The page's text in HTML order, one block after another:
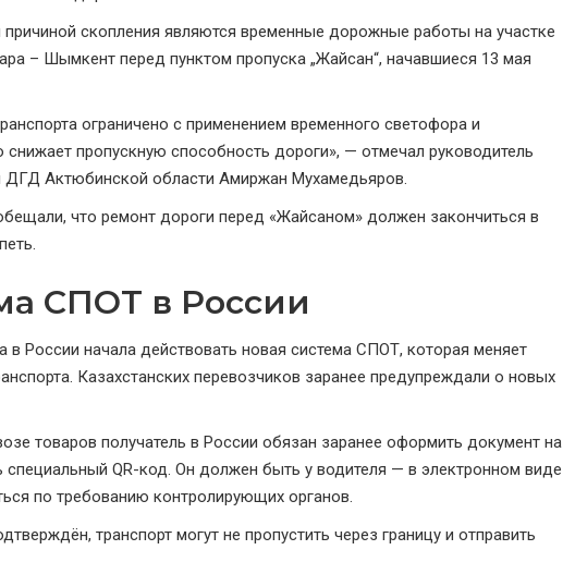
скопления являются временные дорожные работы на участке
– Шымкент перед пунктом пропуска „Жайсан“, начавшиеся 13 мая
ограничено с применением временного светофора и
снижает пропускную способность дороги», — отмечал руководитель
ДГД Актюбинской области Амиржан Мухамедьяров.
что ремонт дороги перед «Жайсаном» должен закончиться в
СПОТ в России
России начала действовать новая система СПОТ, которая меняет
Казахстанских перевозчиков заранее предупреждали о новых
товаров получатель в России обязан заранее оформить документ на
специальный QR-код. Он должен быть у водителя — в электронном виде
по требованию контролирующих органов.
транспорт могут не пропустить через границу и отправить